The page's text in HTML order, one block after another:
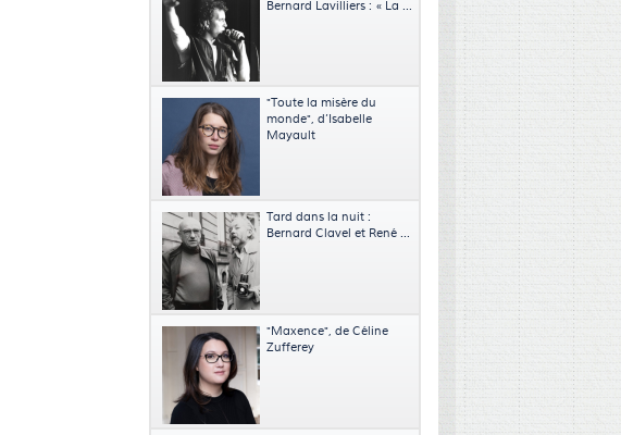
Bernard Lavilliers : « La ...
"Toute la misère du
monde", d’Isabelle
Mayault
Tard dans la nuit :
Bernard Clavel et René ...
"Maxence", de Céline
Zufferey